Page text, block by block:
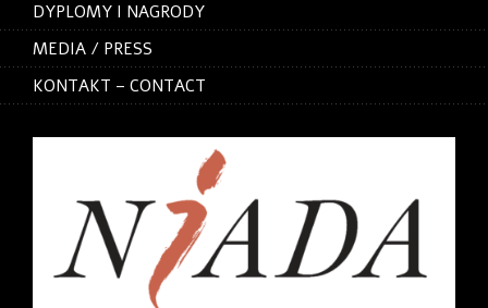
DYPLOMY I NAGRODY
MEDIA / PRESS
KONTAKT – CONTACT